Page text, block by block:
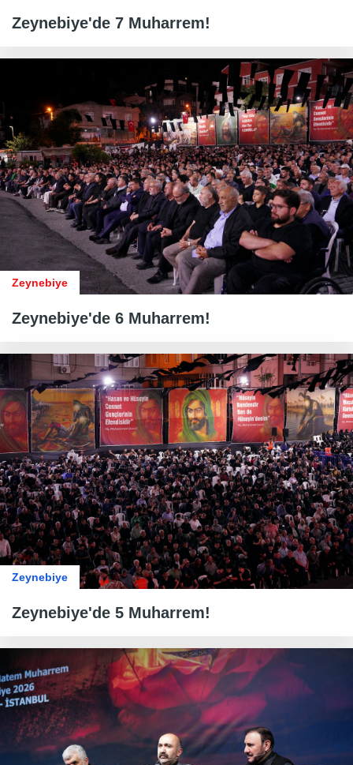
Zeynebiye'de 7 Muharrem!
Zeynebiye
Zeynebiye'de 6 Muharrem!
Zeynebiye
Zeynebiye'de 5 Muharrem!